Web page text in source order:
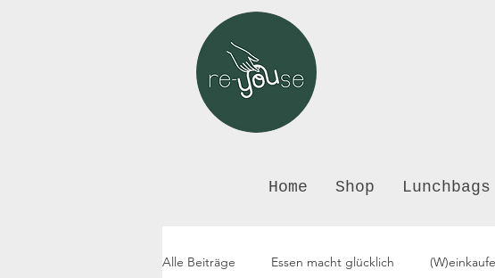
Home Shop Lunchbags
Alle Beiträge Essen macht glücklich